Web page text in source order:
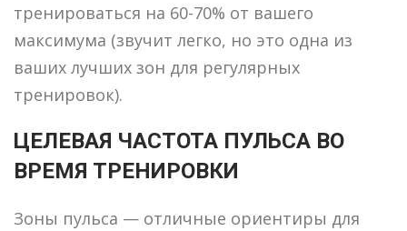
тренироваться на 60-70% от вашего
максимума (звучит легко, но это одна из
ваших лучших зон для регулярных
тренировок).
ЦЕЛЕВАЯ ЧАСТОТА ПУЛЬСА ВО
ВРЕМЯ ТРЕНИРОВКИ
Зоны пульса — отличные ориентиры для